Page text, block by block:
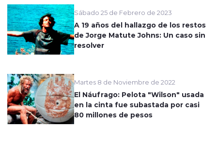
Sábado 25 de Febrero de 2023
A 19 años del hallazgo de los restos
de Jorge Matute Johns: Un caso sin
resolver
Martes 8 de Noviembre de 2022
El Náufrago: Pelota "Wilson" usada
en la cinta fue subastada por casi
80 millones de pesos